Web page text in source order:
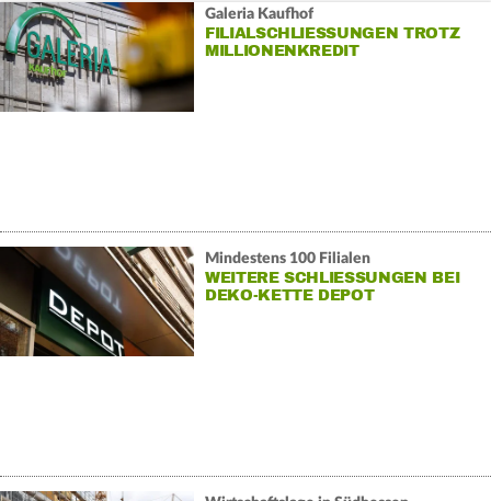
Galeria Kaufhof
FILIALSCHLIESSUNGEN TROTZ M
ILLIONENKREDIT
Mindestens 100 Filialen
WEITERE SCHLIESSUNGEN BEI D
EKO-KETTE DEPOT